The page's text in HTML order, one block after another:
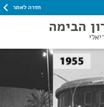
חזרה לאתר
הבימה